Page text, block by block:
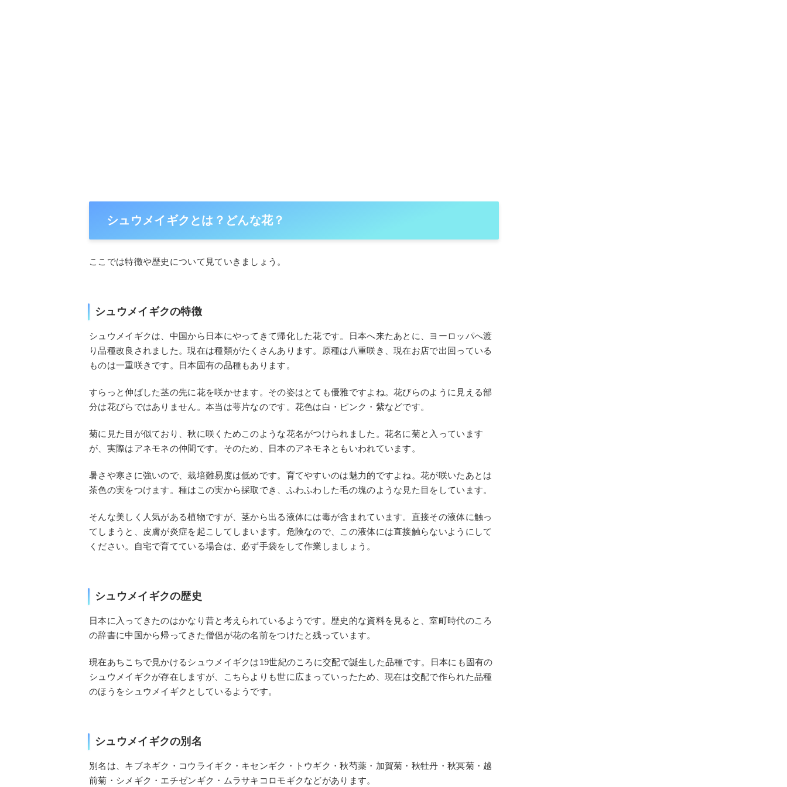
シュウメイギクとは？どんな花？
ここでは特徴や歴史について見ていきましょう。
シュウメイギクの特徴
シュウメイギクは、中国から日本にやってきて帰化した花です。日本へ来たあとに、ヨーロッパへ渡
り品種改良されました。現在は種類がたくさんあります。原種は八重咲き、現在お店で出回っている
ものは一重咲きです。日本固有の品種もあります。
すらっと伸ばした茎の先に花を咲かせます。その姿はとても優雅ですよね。花びらのように見える部
分は花びらではありません。本当は萼片なのです。花色は白・ピンク・紫などです。
菊に見た目が似ており、秋に咲くためこのような花名がつけられました。花名に菊と入っています
が、実際はアネモネの仲間です。そのため、日本のアネモネともいわれています。
暑さや寒さに強いので、栽培難易度は低めです。育てやすいのは魅力的ですよね。花が咲いたあとは
茶色の実をつけます。種はこの実から採取でき、ふわふわした毛の塊のような見た目をしています。
そんな美しく人気がある植物ですが、茎から出る液体には毒が含まれています。直接その液体に触っ
てしまうと、皮膚が炎症を起こしてしまいます。危険なので、この液体には直接触らないようにして
ください。自宅で育てている場合は、必ず手袋をして作業しましょう。
シュウメイギクの歴史
日本に入ってきたのはかなり昔と考えられているようです。歴史的な資料を見ると、室町時代のころ
の辞書に中国から帰ってきた僧侶が花の名前をつけたと残っています。
現在あちこちで見かけるシュウメイギクは19世紀のころに交配で誕生した品種です。日本にも固有の
シュウメイギクが存在しますが、こちらよりも世に広まっていったため、現在は交配で作られた品種
のほうをシュウメイギクとしているようです。
シュウメイギクの別名
別名は、キブネギク・コウライギク・キセンギク・トウギク・秋芍薬・加賀菊・秋牡丹・秋冥菊・越
前菊・シメギク・エチゼンギク・ムラサキコロモギクなどがあります。